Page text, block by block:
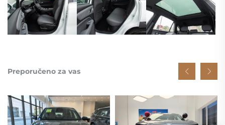
Preporučeno za vas